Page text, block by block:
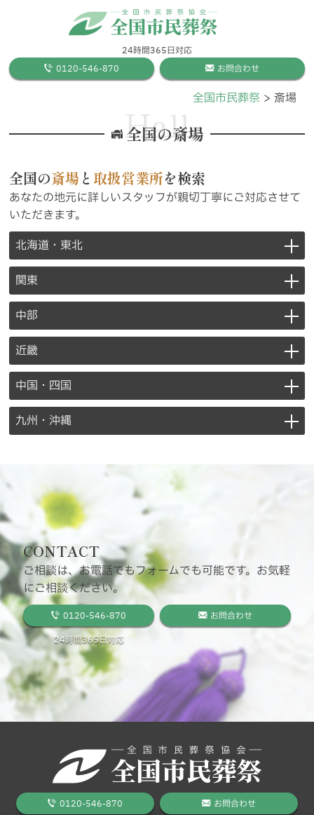
24時間365日対応
0120-546-870
お問合わせ
全国市民葬祭 斎場
全国の斎場
Hall
全国の斎場 と 取扱営業所を検索
あなたの地元に詳しいスタッフが親切丁寧にご対応させて
いただきます。
北海道・東北
関東
中部
近畿
中国・四国
九州・沖縄
CONTACT
ご相談は、お電話でもフォームでも可能です。お気軽
にご相談ください。
0120-546-870
24時間365日対応
お問合わせ
0120-546-870 お問合わせ